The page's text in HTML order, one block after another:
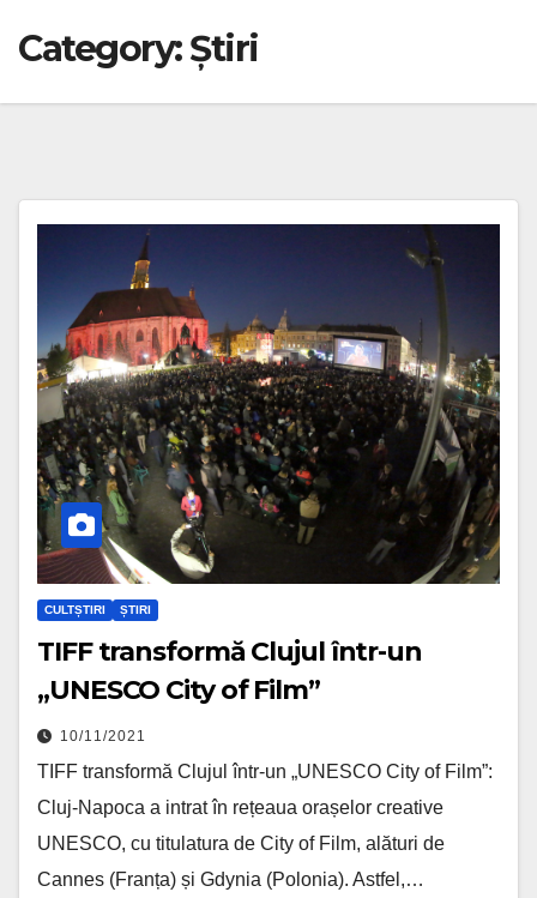
Category:Știri
CULTȘTIRI ȘTIRI
TIFF transformă Clujul într-un
„UNESCO City of Film”
10/11/2021
TIFF transformă Clujul într-un „UNESCO City of Film”:
Cluj-Napoca a intrat în rețeaua orașelor creative
UNESCO, cu titulatura de City of Film, alături de
Cannes (Franța) și Gdynia (Polonia). Astfel,…